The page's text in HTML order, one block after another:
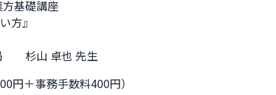
基礎講座
』
　杉山 卓也 先生
円＋事務手数料400円）